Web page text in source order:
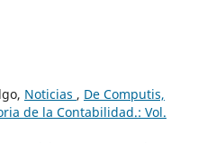
Noticias , De Computis,
de la Contabilidad.: Vol.